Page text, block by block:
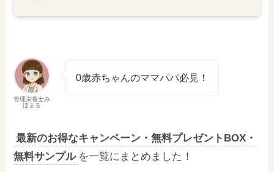
管理栄養士み
ほまる
0歳赤ちゃんのママパパ必見！
最新のお得なキャンペーン・無料プレゼントBOX・
無料サンプル を一覧にまとめました！